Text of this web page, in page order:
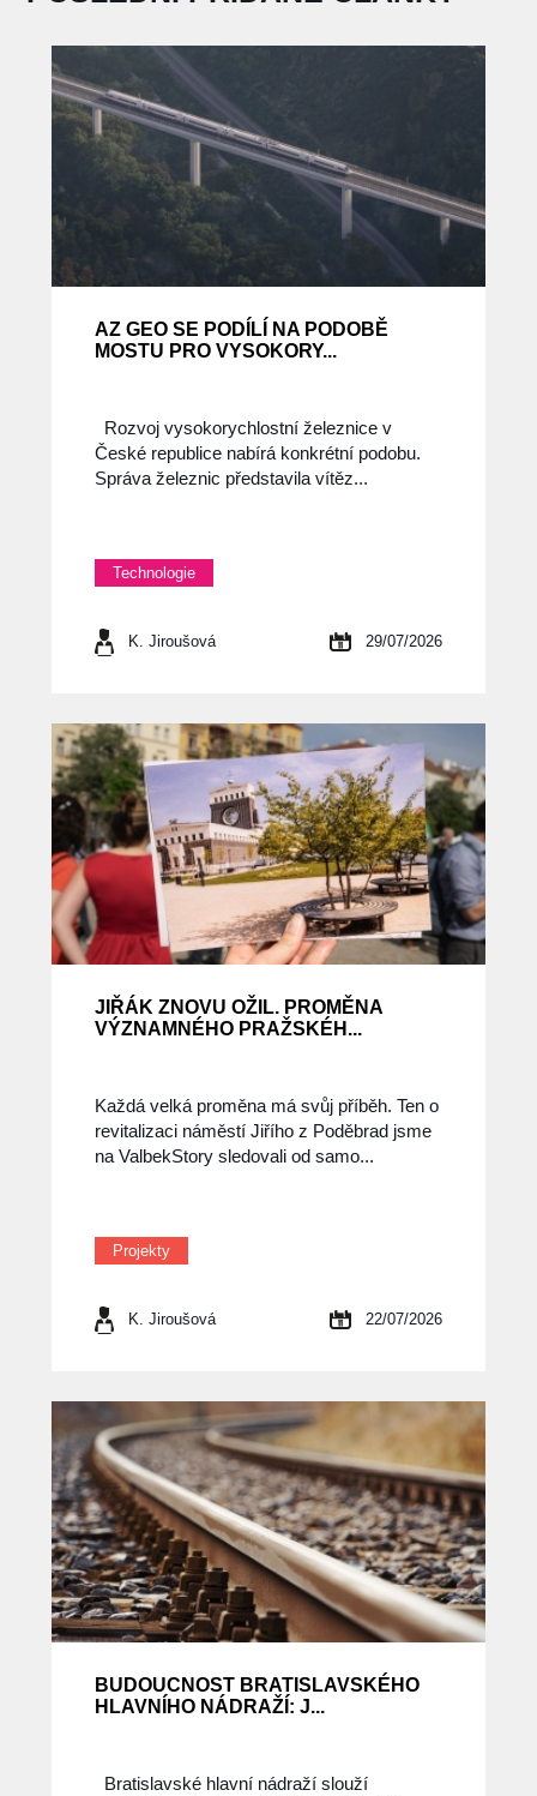
AZ GEO SE PODÍLÍ NA PODOBĚ
MOSTU PRO VYSOKORY...
Rozvoj vysokorychlostní železnice v
České republice nabírá konkrétní podobu.
Správa železnic představila vítěz...
Technologie
K. Jiroušová 29/07/2026
JIŘÁK ZNOVU OŽIL. PROMĚNA
VÝZNAMNÉHO PRAŽSKÉH...
Každá velká proměna má svůj příběh. Ten o
revitalizaci náměstí Jiřího z Poděbrad jsme
na ValbekStory sledovali od samo...
Projekty
K. Jiroušová 22/07/2026
BUDOUCNOST BRATISLAVSKÉHO
HLAVNÍHO NÁDRAŽÍ: J...
Bratislavské hlavní nádraží slouží